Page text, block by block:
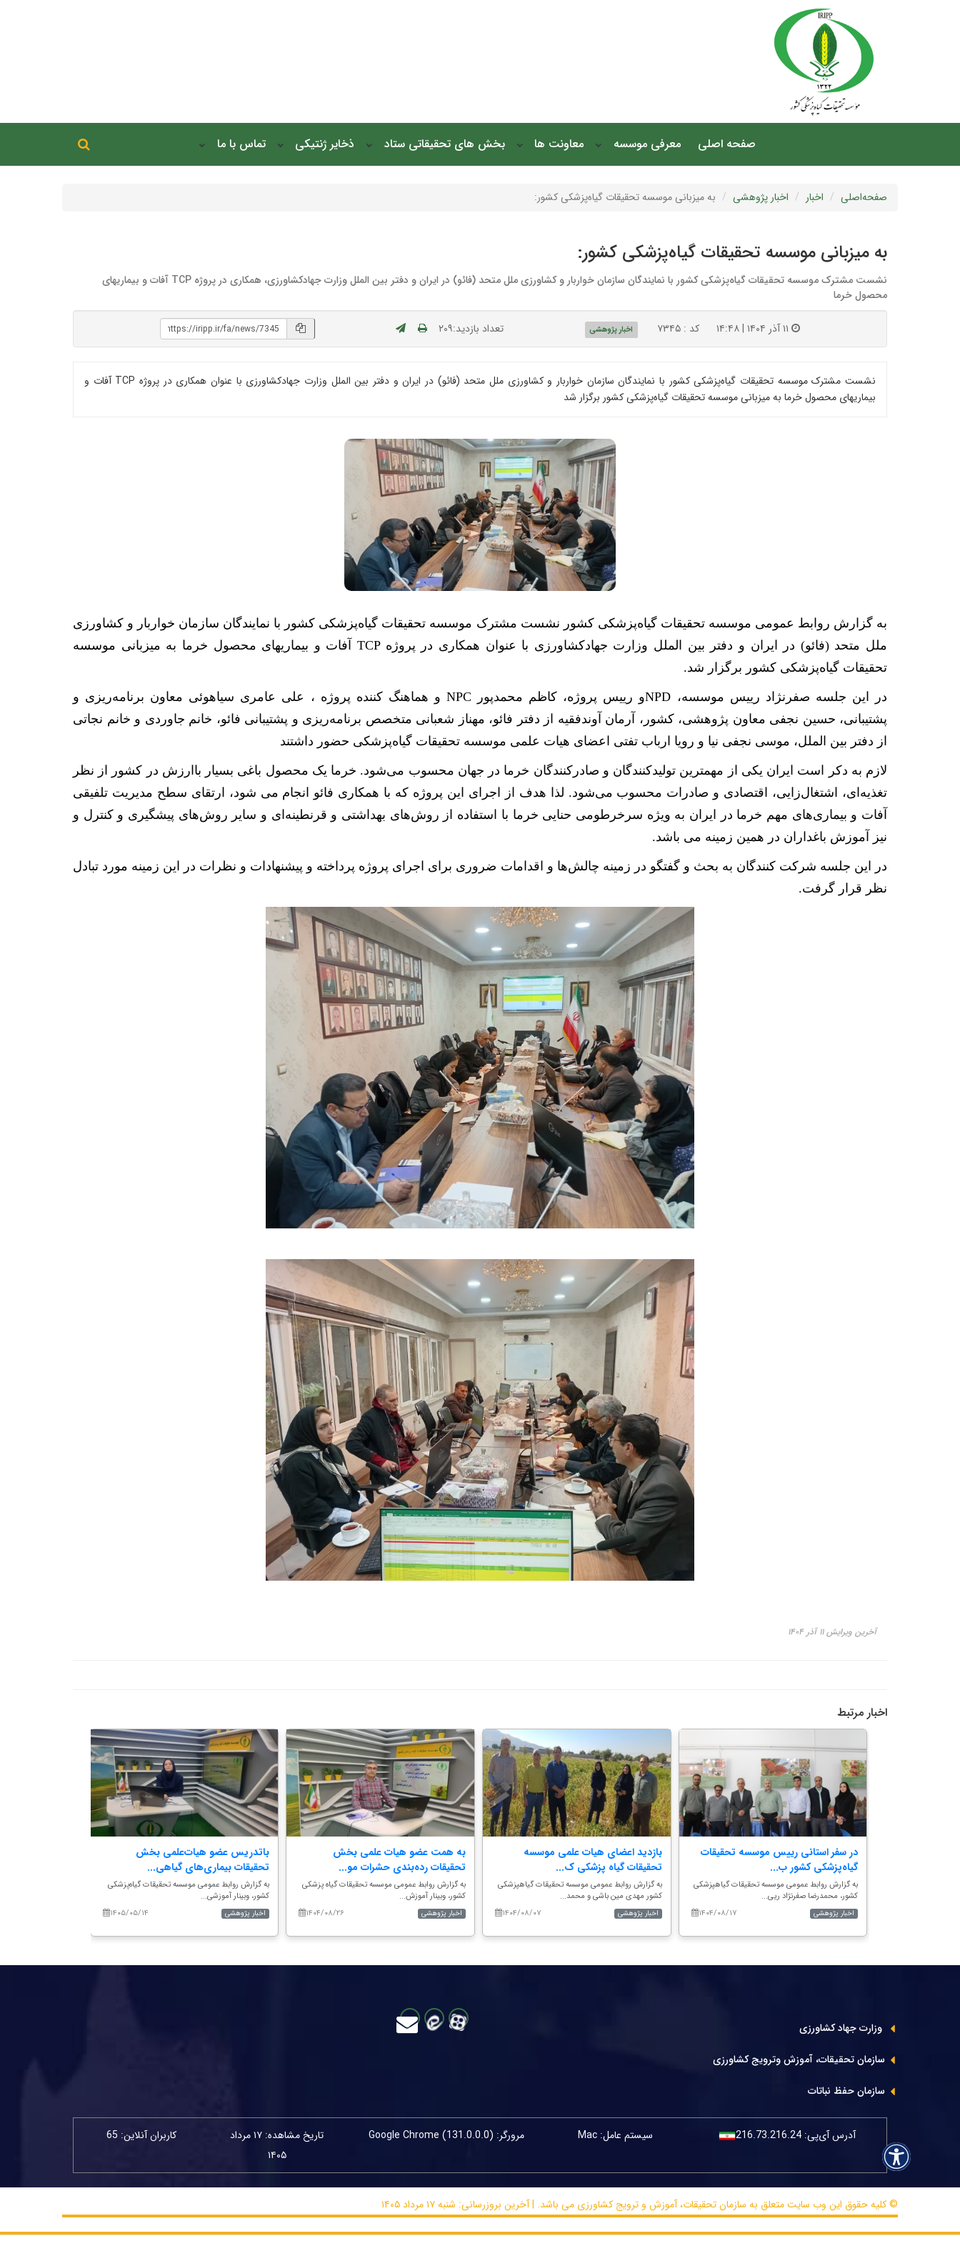
صفحه اصلی معرفی موسسه معاونت ها بخش های تحقیقاتی ستاد ذخایر ژنتیکی تماس با ما جستجو
صفحه‌اصلی اخبار اخبار پژوهشی به میزبانی موسسه تحقیقات گیاه‌پزشکی کشور:
به میزبانی موسسه تحقیقات گیاه‌پزشکی کشور:
نشست مشترک موسسه تحقیقات گیاه‌پزشکی کشور با نمایندگان سازمان خواربار و کشاورزی ملل متحد (فائو) در ایران و دفتر بین الملل وزارت جهادکشاورزی، همکاری در پروژه TCP آفات و بیماریهای
محصول خرما
کد : ۷۳۴۵ اخبار پژوهشی تعداد بازدید:۲۰۹
نشست مشترک موسسه تحقیقات گیاه‌پزشکی کشور با نمایندگان سازمان خواربار و کشاورزی ملل متحد (فائو) در ایران و دفتر بین الملل وزارت جهادکشاورزی با عنوان همکاری در پروژه TCP آفات و
بیماریهای محصول خرما به میزبانی موسسه تحقیقات گیاه‌پزشکی کشور برگزار شد
به گزارش روابط عمومی موسسه تحقیقات گیاه‌پزشکی کشور نشست مشترک موسسه تحقیقات گیاه‌پزشکی کشور با نمایندگان سازمان خواربار و کشاورزی
ملل متحد (فائو) در ایران و دفتر بین الملل وزارت جهادکشاورزی با عنوان همکاری در پروژه TCP
آفات و بیماریهای محصول خرما به میزبانی موسسه
تحقیقات گیاه‌پزشکی کشور برگزار شد.
در این جلسه صفرنژاد رییس موسسه، NPDو رییس پروژه، کاظم محمدپور NPC و هماهنگ کننده پروژه ، علی عامری سیاهوئی معاون برنامه‌ریزی و
پشتیبانی، حسین نجفی معاون پژوهشی، کشور، آرمان آوندفقیه از دفتر فائو، مهناز شعبانی متخصص برنامه‌ریزی و پشتیبانی فائو، خانم جاوردی و خانم نجاتی
از دفتر بین الملل، موسی نجفی نیا و رویا ارباب تفتی اعضای هیات علمی موسسه تحقیقات گیاه‌پزشکی حضور داشتند
لازم به دکر است ایران یکی از مهمترین تولیدکنندگان و صادرکنندگان خرما در جهان محسوب می‌شود. خرما یک محصول باغی بسیار باارزش در کشور از نظر
تغذیه‌ای، اشتغال‌زایی، اقتصادی و صادرات محسوب می‌شود. لذا هدف از اجرای این پروژه که با همکاری فائو انجام می شود، ارتقای سطح مدیریت تلفیقی
آفات و بیماری‌های مهم خرما در ایران به ویژه سرخرطومی حنایی خرما با استفاده از روش‌های بهداشتی و قرنطینه‌ای و سایر روش‌های پیشگیری و کنترل و
نیز آموزش باغداران در همین زمینه می باشد.
در این جلسه شرکت کنندگان به بحث و گفتگو در زمینه چالش‌ها و اقدامات ضروری برای اجرای پروژه پرداخته و پیشنهادات و نظرات در این زمینه مورد تبادل
نظر قرار گرفت.
آخرین ویرایش ۱۱ آذر ۱۴۰۴
اخبار مرتبط
باتدریس عضو هیات‌علمی بخش
تحقیقات بیماری‌های گیاهی...
به گزارش روابط عمومی موسسه تحقیقات گیاه‌پزشکی
کشور، وبینار آموزشی...
۱۴۰۵/۰۵/۱۴
اخبار پژوهشی
به همت عضو هیات علمی بخش
تحقیقات رده‌بندی حشرات مو...
به گزارش روابط عمومی موسسه تحقیقات گیاه‌ پزشکی
کشور، وبینار آموزش...
۱۴۰۴/۰۸/۲۶
اخبار پژوهشی
بازدید اعضای هیات علمی موسسه
تحقیقات گیاه پزشکی ک...
به گزارش روابط عمومی موسسه تحقیقات گیاهپزشکی
کشور مهدی مین باشی و محمد...
۱۴۰۴/۰۸/۰۷
اخبار پژوهشی
در سفر استانی رییس موسسه تحقیقات
گیاه‌پزشکی کشور ب...
به گزارش روابط عمومی موسسه تحقیقات گیاهپزشکی
کشور، محمدرضا صفرنژاد ریی...
۱۴۰۴/۰۸/۱۷
اخبار پژوهشی
وزارت جهاد کشاورزی
سازمان تحقیقات، آموزش وترویج کشاورزی
سازمان حفظ نباتات
آدرس آی‌پی:216.73.216.24 سیستم عامل: Mac مرورگر: Google Chrome (131.0.0.0)
تاریخ مشاهده: ۱۷ مرداد
۱۴۰۵
کاربران آنلاین: 65
© کلیه حقوق این وب سایت متعلق به سازمان تحقیقات، آموزش و ترویج کشاورزی می باشد. | آخرین بروزرسانی: شنبه ۱۷ مرداد ۱۴۰۵